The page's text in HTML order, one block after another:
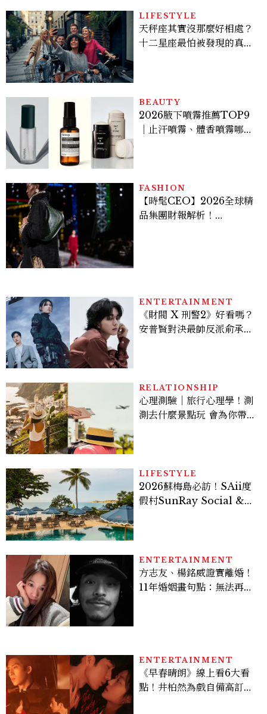
LIFESTYLE
天秤座其實沒那麼好相處？
十二星座最怕被發現的真實
BEAUTY
2026腋下噴霧推薦TOP9
｜止汗噴霧、體香噴霧哪款
FASHION
【時髦CEO】2026全球精
品集團財報解析！
ENTERTAINMENT
《財閥 X 刑警2》好看嗎？
安普賢對決最帥反派俞承
多大？
RELATIONSHIP
心理測驗｜旅行心理學！測
測去什麼景點玩 會為你帶來
LIFESTYLE
2026蘇梅島必訪！SAii度
假村SunRay Social &
ENTERTAINMENT
方志友、楊銘威證實離婚！
11年婚姻畫句點：無法再做
ENTERTAINMENT
《早春晴朗》線上看6大看
點！井柏然為戲自備高訂，